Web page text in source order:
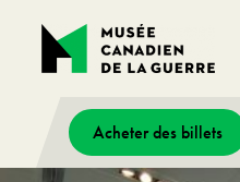
Acheter des billets